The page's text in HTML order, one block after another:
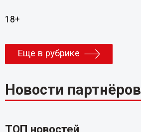
18+
Еще в рубрике
Новости партнёров
ТОП новостей